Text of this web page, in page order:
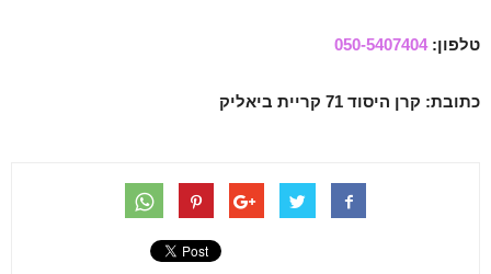
טלפון:050-5407404
כתובת: קרן היסוד 71 קריית ביאליק